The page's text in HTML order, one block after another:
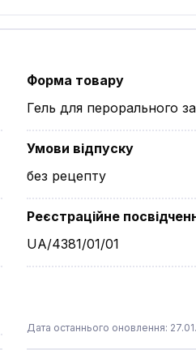
Форма товару
Гель для перорального
Умови відпуску
без рецепту
Реєстраційне
UA/4381/01/01
Дата останнього оновлення: